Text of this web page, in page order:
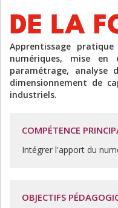
Apprentissage
numériques, mise
paramétrage, analyse
dimensionnement de
industriels.
COMPÉTENCE
Intégrer l'apport du
OBJECTIFS